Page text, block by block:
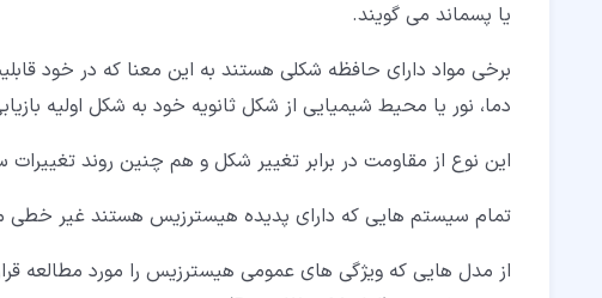
یا پسماند می گویند.
برخی مواد دارای حافظه شکلی هستند به این معنا که در خود
دما، نور یا محیط شیمیایی از شکل ثانویه خود به شکل اولیه
این نوع از مقاومت در برابر تغییر شکل و هم چنین روند
تمام سیستم هایی که دارای پدیده هیسترزیس هستند غیر خطی